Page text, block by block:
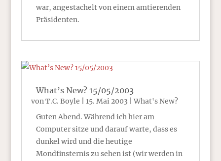
war, angestachelt von einem amtierenden
Präsidenten.
What’s New? 15/05/2003
vonT.C. Boyle 15. Mai 2003 |What's New?
Guten Abend. Während ich hier am
Computer sitze und darauf warte, dass es
dunkel wird und die heutige
Mondfinsternis zu sehen ist (wir werden in